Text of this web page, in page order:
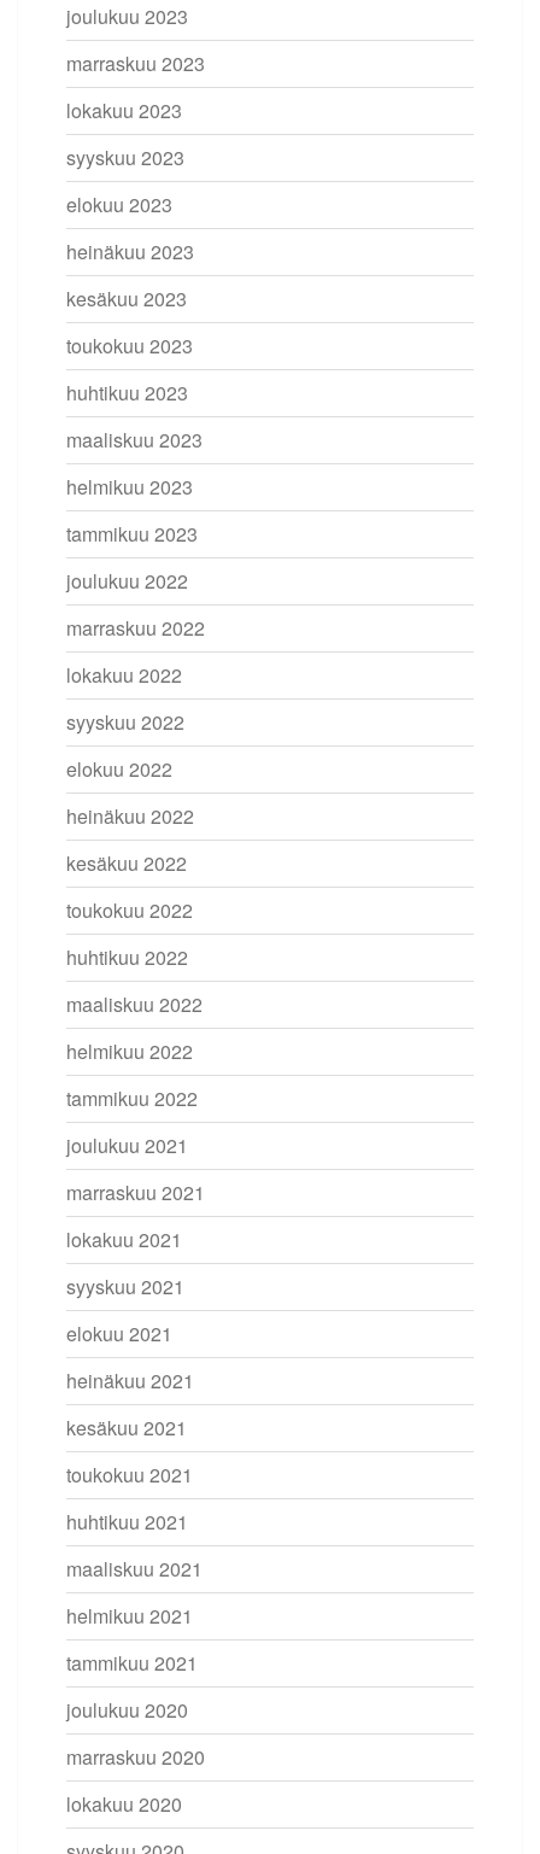
joulukuu 2023
marraskuu 2023
lokakuu 2023
syyskuu 2023
elokuu 2023
heinäkuu 2023
kesäkuu 2023
toukokuu 2023
huhtikuu 2023
maaliskuu 2023
helmikuu 2023
tammikuu 2023
joulukuu 2022
marraskuu 2022
lokakuu 2022
syyskuu 2022
elokuu 2022
heinäkuu 2022
kesäkuu 2022
toukokuu 2022
huhtikuu 2022
maaliskuu 2022
helmikuu 2022
tammikuu 2022
joulukuu 2021
marraskuu 2021
lokakuu 2021
syyskuu 2021
elokuu 2021
heinäkuu 2021
kesäkuu 2021
toukokuu 2021
huhtikuu 2021
maaliskuu 2021
helmikuu 2021
tammikuu 2021
joulukuu 2020
marraskuu 2020
lokakuu 2020